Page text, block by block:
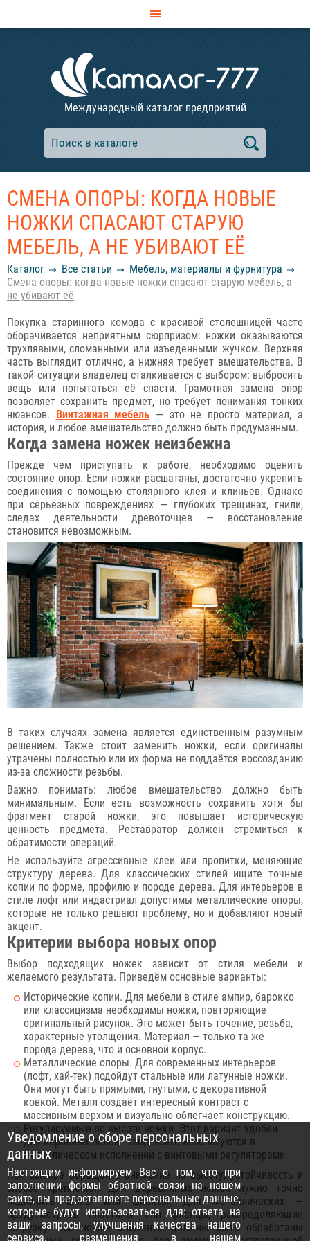
Международный каталог предприятий
СМЕНА ОПОРЫ: КОГДА НОВЫЕ
НОЖКИ СПАСАЮТ СТАРУЮ
МЕБЕЛЬ, А НЕ УБИВАЮТ ЕЁ
Каталог Все статьи
Мебель, материалы и фурнитура
Смена опоры: когда новые ножки спасают старую мебель, а
не убивают её
Покупка старинного комода с красивой столешницей часто
оборачивается неприятным сюрпризом: ножки оказываются
трухлявыми, сломанными или изъеденными жучком. Верхняя
часть выглядит отлично, а нижняя требует вмешательства. В
такой ситуации владелец сталкивается с выбором: выбросить
вещь или попытаться её спасти. Грамотная замена опор
позволяет сохранить предмет, но требует понимания тонких
нюансов. Винтажная мебель — это не просто материал, а
история, и любое вмешательство должно быть продуманным.
Когда замена ножек неизбежна
Прежде чем приступать к работе, необходимо оценить
состояние опор. Если ножки расшатаны, достаточно укрепить
соединения с помощью столярного клея и клиньев. Однако
при серьёзных повреждениях — глубоких трещинах, гнили,
следах деятельности древоточцев — восстановление
становится невозможным.
В таких случаях замена является единственным разумным
решением. Также стоит заменить ножки, если оригиналы
утрачены полностью или их форма не поддаётся воссозданию
из-за сложности резьбы.
Важно понимать: любое вмешательство должно быть
минимальным. Если есть возможность сохранить хотя бы
фрагмент старой ножки, это повышает историческую
ценность предмета. Реставратор должен стремиться к
обратимости операций.
Не используйте агрессивные клеи или пропитки, меняющие
структуру дерева. Для классических стилей ищите точные
копии по форме, профилю и породе дерева. Для интерьеров в
стиле лофт или индастриал допустимы металлические опоры,
которые не только решают проблему, но и добавляют новый
акцент.
Критерии выбора новых опор
Выбор подходящих ножек зависит от стиля мебели и
желаемого результата. Приведём основные варианты:
Исторические копии. Для мебели в стиле ампир, барокко
или классицизма необходимы ножки, повторяющие
оригинальный рисунок. Это может быть точение, резьба,
характерные утолщения. Материал — только та же
порода дерева, что и основной корпус.
Металлические опоры. Для современных интерьеров
(лофт, хай-тек) подойдут стальные или латунные ножки.
Они могут быть прямыми, гнутыми, с декоративной
ковкой. Металл создаёт интересный контраст с
массивным верхом и визуально облегчает конструкцию.
Регулируемые по высоте ножки. Этот вариант удобен
для неровных полов. Чаще всего используются в
металлическом исполнении с винтовыми регуляторами.
При выборе обращайте внимание на высоту, устойчивость и
способ крепления. Для деревянных ножек нужно точно
подгонять шипы или шканты. Для металлических —
предусмотреть пластины или фланцы, распределяющие
нагрузку. Все новые элементы должны быть обработаны
Уведомление о сборе персональных
данных
Настоящим информируем Вас о том, что при
заполнении формы обратной связи на нашем
сайте, вы предоставляете персональные данные,
которые будут использоваться для: ответа на
ваши запросы, улучшения качества нашего
сервиса, размещения в нашем